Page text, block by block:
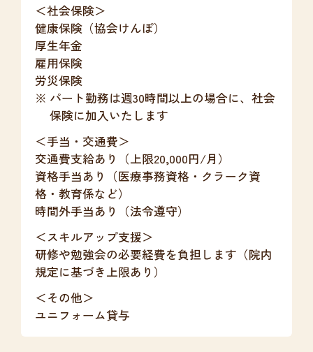
＜社会保険＞
健康保険（協会けんぽ）
厚生年金
雇用保険
労災保険
パート勤務は週30時間以上の場合に、社会
保険に加入いたします
＜手当・交通費＞
交通費支給あり（上限20,000円/月）
資格手当あり（医療事務資格・クラーク資
格・教育係など）
時間外手当あり（法令遵守）
＜スキルアップ支援＞
研修や勉強会の必要経費を負担します（院内
規定に基づき上限あり）
＜その他＞
ユニフォーム貸与